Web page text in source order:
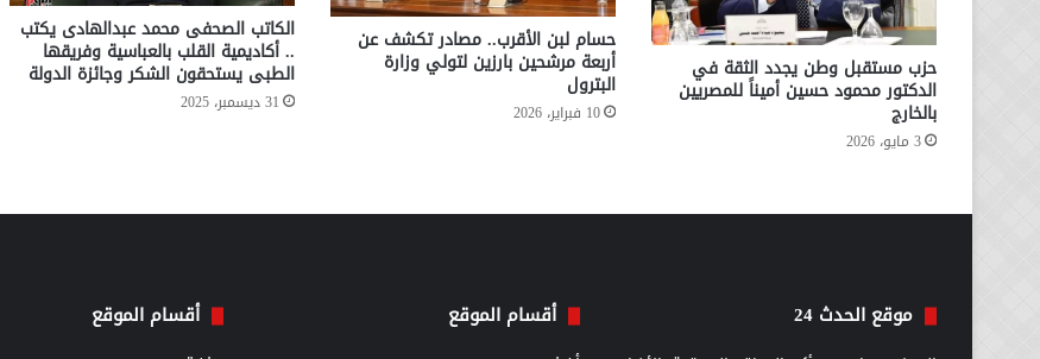
حزب مستقبل وطن يجدد الثقة في
الدكتور محمود حسين أميناً للمصريين
بالخارج
3 مايو، 2026
حسام لبن الأقرب.. مصادر تكشف عن
أربعة مرشحين بارزين لتولي وزارة
البترول
10 فبراير، 2026
الكاتب الصحفى محمد عبدالهادى يكتب
.. أكاديمية القلب بالعباسية وفريقها
الطبى يستحقون الشكر وجائزة الدولة
31 ديسمبر، 2025
موقع الحدث 24 أقسام الموقع أقسام الموقع